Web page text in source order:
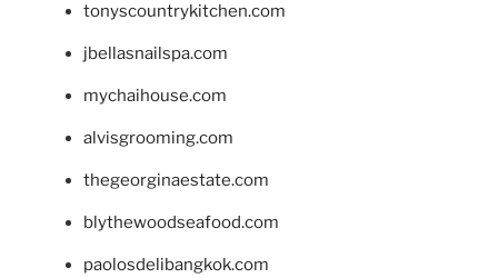
tonyscountrykitchen.com
jbellasnailspa.com
mychaihouse.com
alvisgrooming.com
thegeorginaestate.com
blythewoodseafood.com
paolosdelibangkok.com